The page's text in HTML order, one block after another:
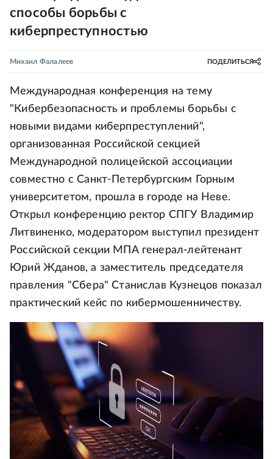
способы борьбы с
киберпреступностью
Михаил Фалалеев ПОДЕЛИТЬСЯ
Международная конференция на тему
"Кибербезопасность и проблемы борьбы с
новыми видами киберпреступлений",
организованная Российской секцией
Международной полицейской ассоциации
совместно с Санкт-Петербургским Горным
университетом, прошла в городе на Неве.
Открыл конференцию ректор СПГУ Владимир
Литвиненко, модератором выступил президент
Российской секции МПА генерал-лейтенант
Юрий Жданов, а заместитель председателя
правления "Сбера" Станислав Кузнецов показал
практический кейс по кибермошенничеству.